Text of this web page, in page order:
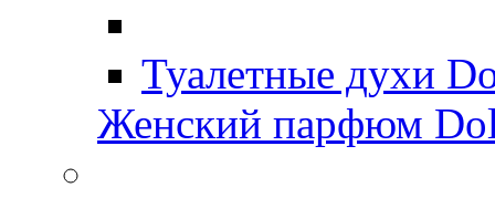
Туалетные духи
Женский парфюм